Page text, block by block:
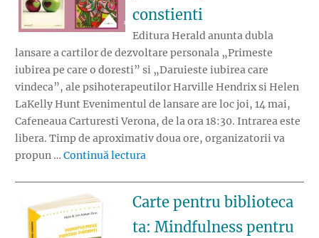
constienti
Editura Herald anunta dubla
lansare a cartilor de dezvoltare personala „Primeste
iubirea pe care o doresti” si „Daruieste iubirea care
vindeca”, ale psihoterapeutilor Harville Hendrix si Helen
LaKelly Hunt Evenimentul de lansare are loc joi, 14 mai,
Cafeneaua Carturesti Verona, de la ora 18:30. Intrarea este
libera. Timp de aproximativ doua ore, organizatorii va
propun … Continuă lectura
Carte pentru biblioteca
ta: Mindfulness pentru